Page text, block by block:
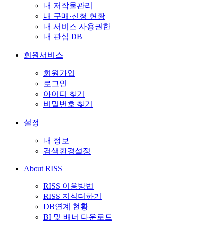
내 저작물관리
내 구매·신청 현황
내 서비스 사용권한
내 관심 DB
회원서비스
회원가입
로그인
아이디 찾기
비밀번호 찾기
설정
내 정보
검색환경설정
About RISS
RISS 이용방법
RISS 지식더하기
DB연계 현황
BI 및 배너 다운로드